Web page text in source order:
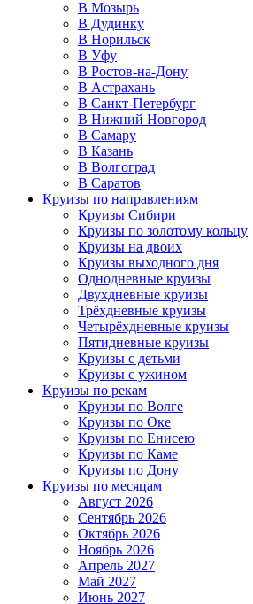
В Мозырь
В Дудинку
В Норильск
В Уфу
В Ростов-на-Дону
В Астрахань
В Санкт-Петербург
В Нижний Новгород
В Самару
В Казань
В Волгоград
В Саратов
Круизы по направлениям
Круизы Сибири
Круизы по золотому кольцу
Круизы на двоих
Круизы выходного дня
Однодневные круизы
Двухдневные круизы
Трёхдневные круизы
Четырёхдневные круизы
Пятидневные круизы
Круизы с детьми
Круизы с ужином
Круизы по рекам
Круизы по Волге
Круизы по Оке
Круизы по Енисею
Круизы по Каме
Круизы по Дону
Круизы по месяцам
Август 2026
Сентябрь 2026
Октябрь 2026
Ноябрь 2026
Апрель 2027
Май 2027
Июнь 2027